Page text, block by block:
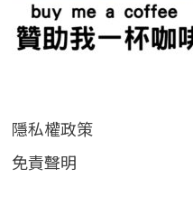
隱私權政策
免責聲明